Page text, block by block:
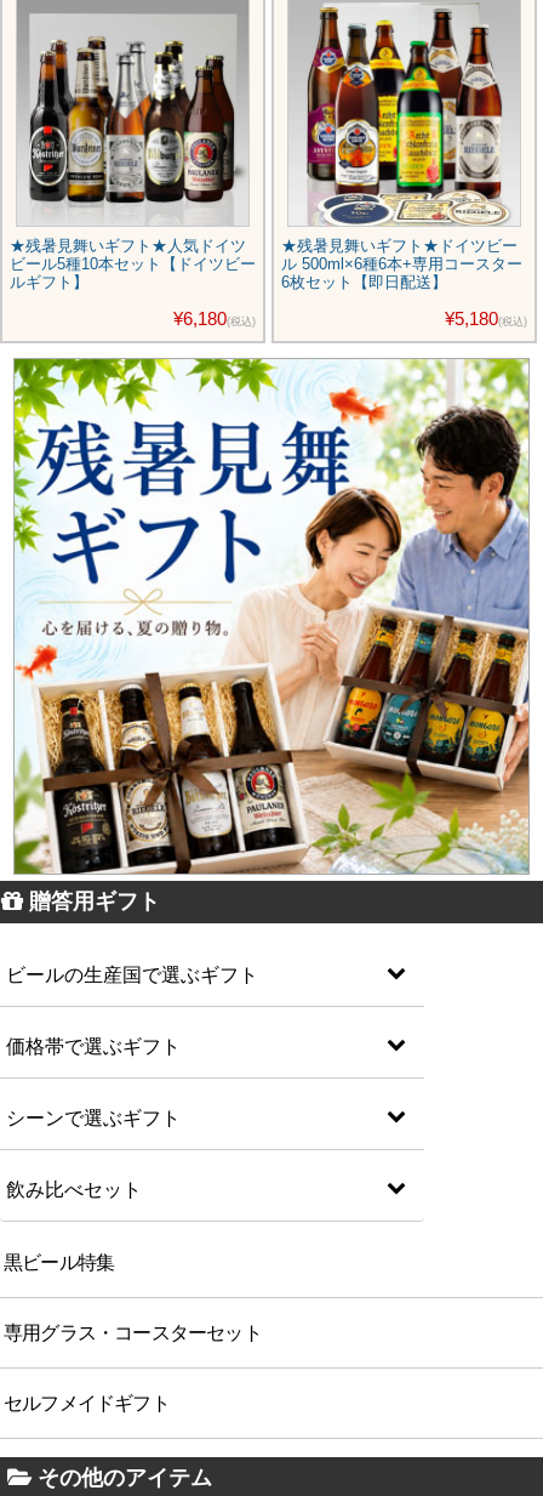
★残暑見舞いギフト★人気ドイツ
ビール5種10本セット【ドイツビー
ルギフト】
¥6,180(税込)
★残暑見舞いギフト★ドイツビー
ル 500ml×6種6本+専用コースター
6枚セット【即日配送】
¥5,180(税込)
贈答用ギフト
ビールの生産国で選ぶギフト
価格帯で選ぶギフト
シーンで選ぶギフト
飲み比べセット
黒ビール特集
専用グラス・コースターセット
セルフメイドギフト
その他のアイテム